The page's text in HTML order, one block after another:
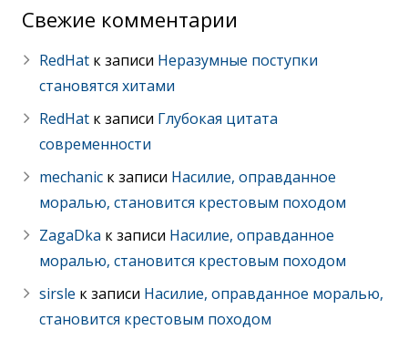
Свежие комментарии
RedHat к записи Неразумные поступки
становятся хитами
RedHat к записи Глубокая цитата
современности
mechanic к записи Насилие, оправданное
моралью, становится крестовым походом
ZagaDka к записи Насилие, оправданное
моралью, становится крестовым походом
sirsle к записи Насилие, оправданное моралью,
становится крестовым походом